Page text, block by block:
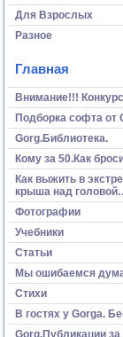
Для Взрослых
Разное
Главная
Внимание!!!
Подборка софта от
Gorg.Библиотека.
Кому за 50.Как
Как выжить в
крыша над
Фотографии
Учебники
Статьи
Мы ошибаемся
Стихи
В гостях у Gorga.
Gorg.Публикации